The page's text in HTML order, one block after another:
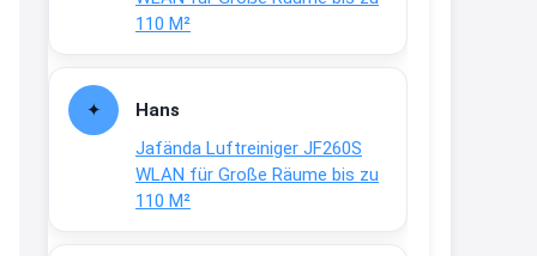
110 M²
Hans
Jafända Luftreiniger JF260S
WLAN für Große Räume bis zu
110 M²
Ab diesem Jahr gibt es keine
Fielmann-Blinkis mehr / wurde
www.fielmann-
group.com/blinkis...
13:44